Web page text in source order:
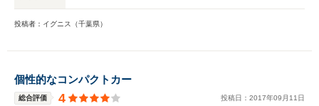
投稿者：イグニス（千葉県）
個性的なコンパクトカー
総合評価 4 投稿日： 2017年09 月 11 日